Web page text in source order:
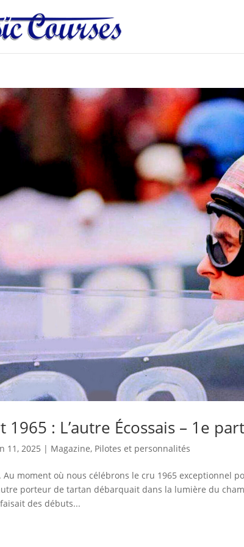
1965 : L’autre Écossais – 1e
11, 2025 | Magazine, Pilotes et personnalités
Au moment où nous célébrons le cru 1965 exceptionnel
porteur de tartan débarquait dans la lumière du
des débuts...